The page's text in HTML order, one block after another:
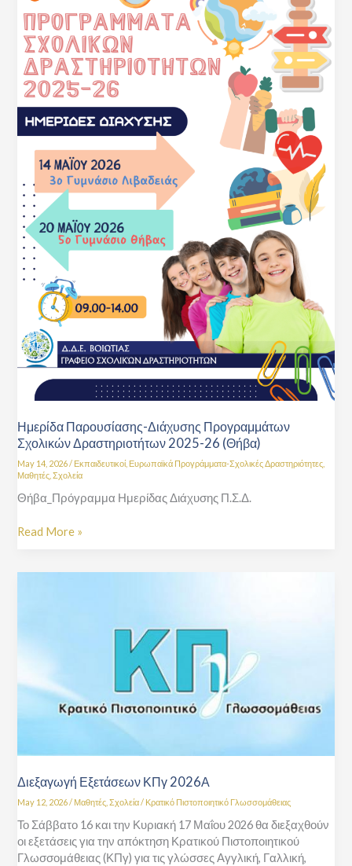
Ημερίδα Παρουσίασης-Διάχυσης Προγραμμάτων
Σχολικών Δραστηριοτήτων 2025-26 (Θήβα)
May 14, 2026/ Εκπαιδευτικοί, Ευρωπαϊκά Προγράμματα-Σχολικές Δραστηριότητες
Μαθητές ,Σχολεία
Θήβα_Πρόγραμμα Ημερίδας Διάχυσης Π.Σ.Δ.
Σχολικών
Δραστηριοτήτων
2025-
26
(Θήβα)
Read More »
Διεξαγωγή Εξετάσεων ΚΠγ 2026Α
May 12, 2026/ Μαθητές ,Σχολεία/ Κρατικό Πιστοποιητικό Γλωσσομάθειας
Το Σάββατο 16 και την Κυριακή 17 Μαΐου 2026 θα διεξαχθούν
οι εξετάσεις για την απόκτηση Κρατικού Πιστοποιητικού
Γλωσσομάθειας (ΚΠγ) για τις γλώσσες Αγγλική, Γαλλική,